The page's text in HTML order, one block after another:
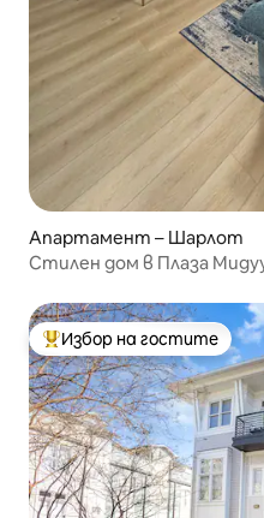
Апартамент – Шарлот
Стилен дом в Плаза
Най-популярен избор на
Избор на гостите